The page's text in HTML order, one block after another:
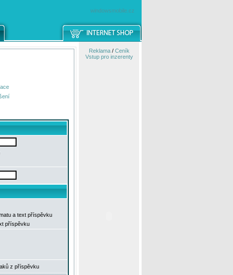
windowsmobile.cz
a text příspěvku
příspěvku
z příspěvku
Reklama/ Ceník
Vstup pro inzerenty